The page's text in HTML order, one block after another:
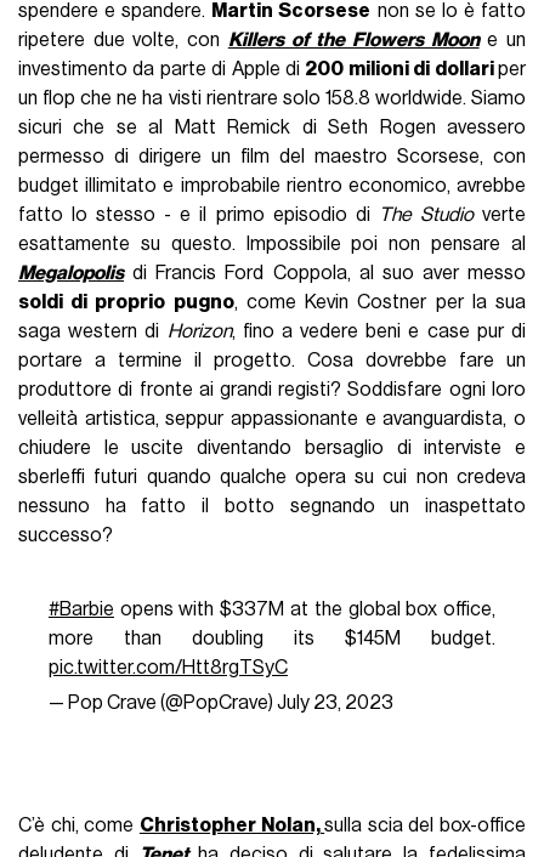
spendere e spandere. Martin Scorsese non se lo è fatto
ripetere due volte, con Killers of the Flowers Moone un
investimento da parte di Apple di 200 milioni di dollariper
un flop che ne ha visti rientrare solo 158.8 worldwide. Siamo
sicuri che se al Matt Remick di Seth Rogen avessero
permesso di dirigere un film del maestro Scorsese, con
budget illimitato e improbabile rientro economico, avrebbe
fatto lo stesso - e il primo episodio di
The Studioverte
esattamente su questo. Impossibile poi non pensare al
Megalopolisdi Francis Ford Coppola, al suo aver messo
soldi di proprio pugno, come Kevin Costner per la sua
saga western di Horizon, fino a vedere beni e case pur di
portare a termine il progetto. Cosa dovrebbe fare un
produttore di fronte ai grandi registi? Soddisfare ogni loro
velleità artistica, seppur appassionante e avanguardista, o
chiudere le uscite diventando bersaglio di interviste e
sberleffi futuri quando qualche opera su cui non credeva
nessuno ha fatto il botto segnando un inaspettato
successo?
#Barbie opens with $337M at the global box office,
more than doubling its $145M budget.
pic.twitter.com/Htt8rgTSyC
— Pop Crave (@PopCrave) July 23, 2023
C’è chi, come Christopher Nolan,sulla scia del box-office